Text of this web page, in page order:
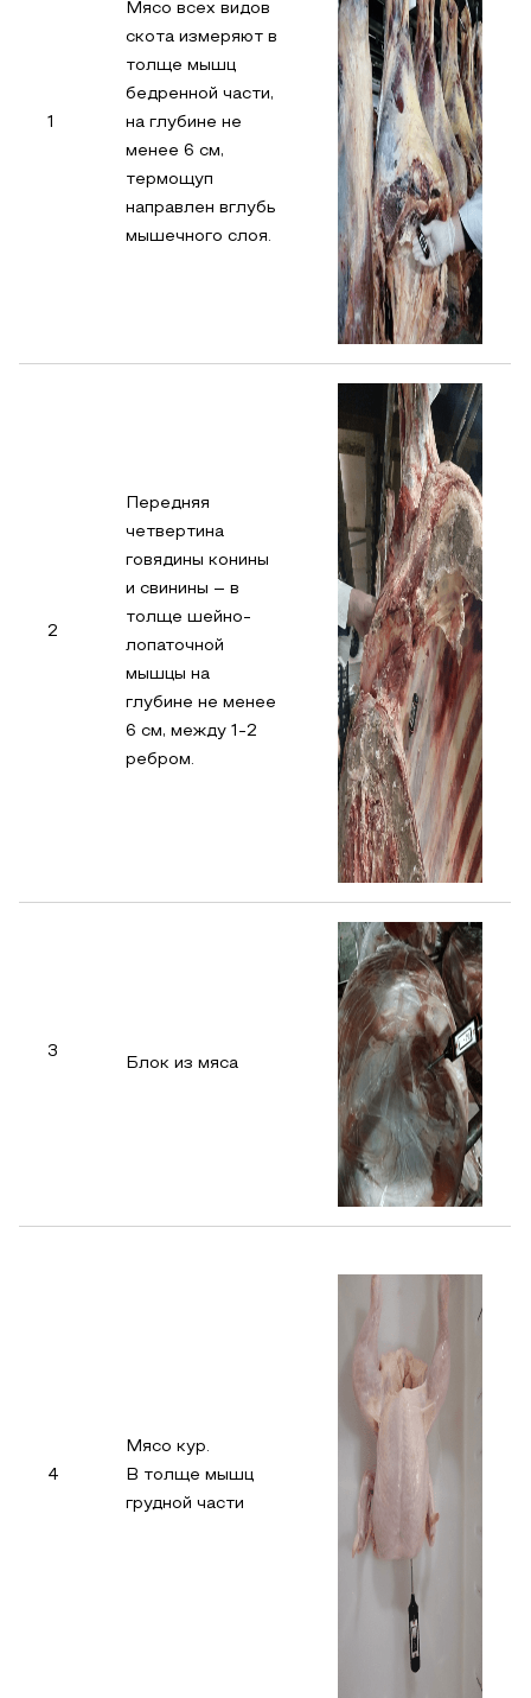
1
Мясо всех видов
скота измеряют в
толще мышц
бедренной части,
на глубине не
менее 6 см,
термощуп
направлен вглубь
мышечного слоя.
2
Передняя
четвертина
говядины конины
и свинины – в
толще шейно-
лопаточной
мышцы на
глубине не менее
6 см, между 1-2
ребром.
3
Блок из мяса
4
Мясо кур.
В толще мышц
грудной части